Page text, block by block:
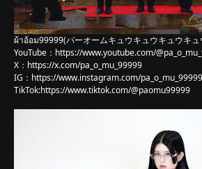
ผ้าอ้อม99999(パーオームキュウキュウキュウキ
YouTube： https://www.youtube.com/
X： https://x.com/pa_o_mu_99999
IG： https://www.instagram.com/
TikTok:https://www.tiktok.com/@paomu99999